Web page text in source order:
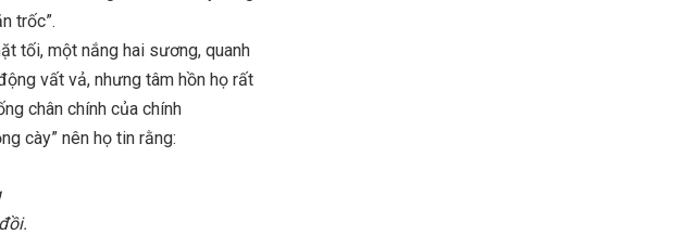
trốc”.
tối, một nắng hai sương, quanh
vất vả, nhưng tâm hồn họ rất
chân chính của chính
cày” nên họ tin rằng: